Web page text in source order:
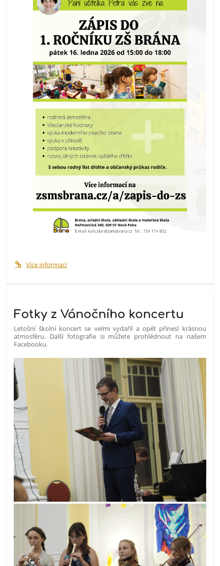
Více informací
Fotky z Vánočního koncertu
Letošní školní koncert se velmi vydařil a opět přinesl krásnou
atmosféru. Další fotografie si můžete prohlédnout na našem
Facebooku.